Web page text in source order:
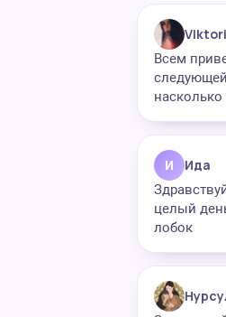
Всем
насколько
И Ида
целый
лобок